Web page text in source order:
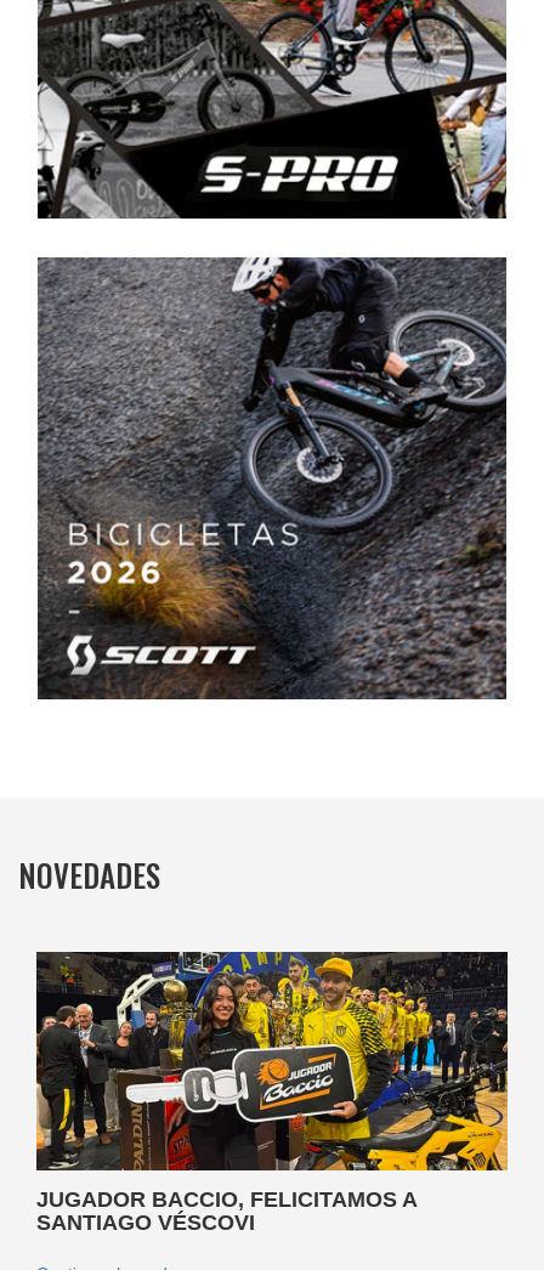
NOVEDADES
JUGADOR BACCIO, FELICITAMOS A
SANTIAGO VÉSCOVI